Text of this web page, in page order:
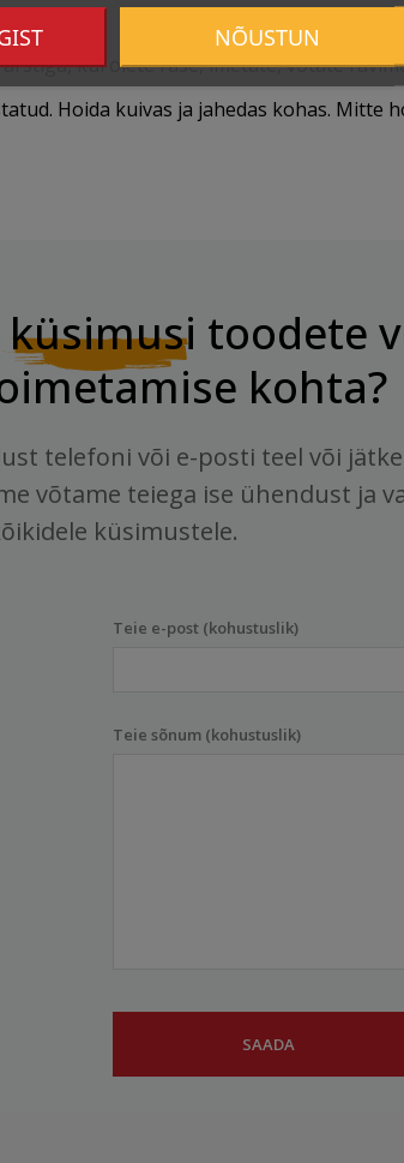
kui olete rase, imetate, võtate
Hoida kuivas ja jahedas kohas. Mitte
küsimusi toodete
kohta?
telefoni või e-posti teel või
võtame teiega ise ühendust ja
küsimustele.
Teie e-post (kohustuslik)
Teie sõnum (kohustuslik)
NÕUSTUN